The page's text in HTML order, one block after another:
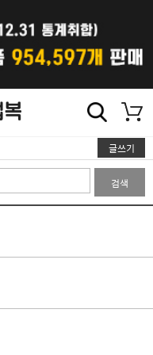
글쓰기
검색